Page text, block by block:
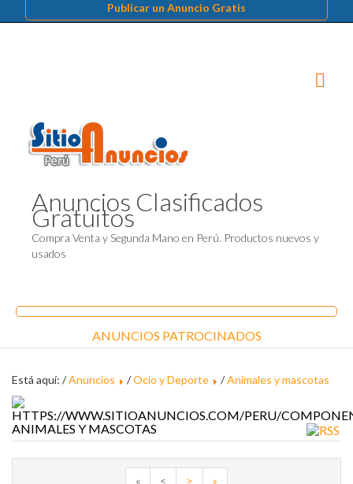
Publicar un Anuncio Gratis
Anuncios Clasificados
Gratuitos
Compra Venta y Segunda Mano en Perú. Productos nuevos y
usados
ANUNCIOS PATROCINADOS
Está aquí: /Anuncios /Ocio y Deporte /Animales y mascotas
ANIMALES Y MASCOTAS
« < > »